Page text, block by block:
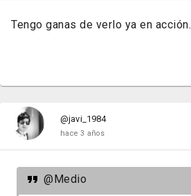
Tengo ganas de verlo ya en acción.
@javi_1984
hace 3 años
@Medio